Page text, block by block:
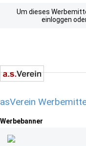
Um dieses
einloggen
asVerein
Werbebanner